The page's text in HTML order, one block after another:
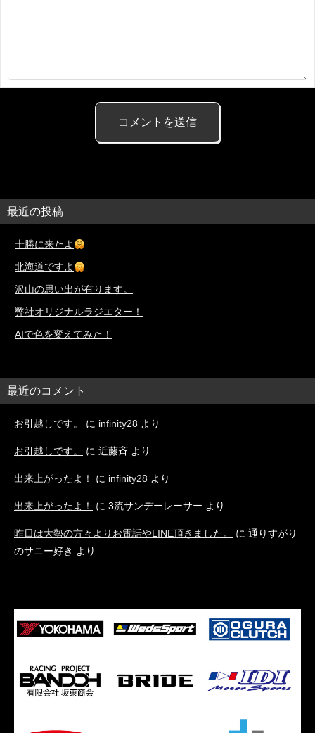
最近の投稿
十勝に来たよ
北海道ですよ
沢山の思い出が有ります。
弊社オリジナルラジエター！
AIで色を変えてみた！
最近のコメント
お引越しです。 に infinity28 より
お引越しです。 に 近藤斉 より
出来上がったよ！ に infinity28 より
出来上がったよ！ に 3流サンデーレーサー より
昨日は大勢の方々よりお電話やLINE頂きました。 に 通りすがり
のサニー好き より